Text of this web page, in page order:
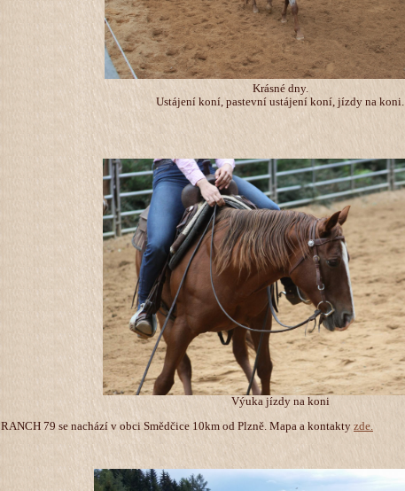
Krásné dny.
Ustájení koní, pastevní ustájení koní, jízdy na koni.
Výuka jízdy na koni
RANCH 79 se nachází v obci Smědčice 10km od Plzně. Mapa a kontakty zde.